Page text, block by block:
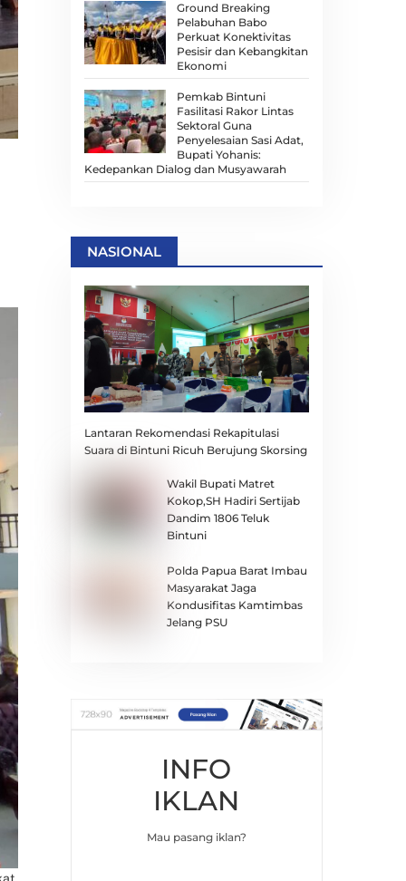
Ground Breaking
Pelabuhan Babo
Perkuat Konektivitas
Pesisir dan Kebangkitan
Ekonomi
Pemkab Bintuni
Fasilitasi Rakor Lintas
Sektoral Guna
Penyelesaian Sasi Adat,
Bupati Yohanis:
Kedepankan Dialog dan Musyawarah
NASIONAL
Lantaran Rekomendasi Rekapitulasi
Suara di Bintuni Ricuh Berujung Skorsing
Wakil Bupati Matret
Kokop,SH Hadiri Sertijab
Dandim 1806 Teluk
Bintuni
Polda Papua Barat Imbau
Masyarakat Jaga
Kondusifitas Kamtimbas
Jelang PSU
INFO
IKLAN
Mau pasang iklan?